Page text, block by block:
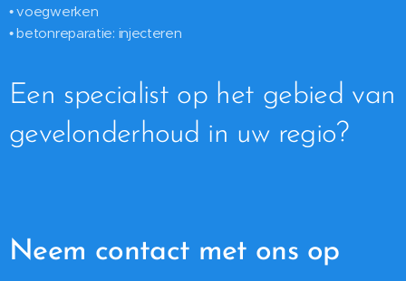
• voegwerken
• betonreparatie: injecteren
Een specialist op het gebied van
gevelonderhoud in uw regio?
Neem contact met ons op